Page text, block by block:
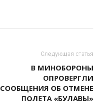
Следующая статья
В МИНОБОРОНЫ
ОПРОВЕРГЛИ
СООБЩЕНИЯ ОБ ОТМЕНЕ
ПОЛЕТА «БУЛАВЫ»